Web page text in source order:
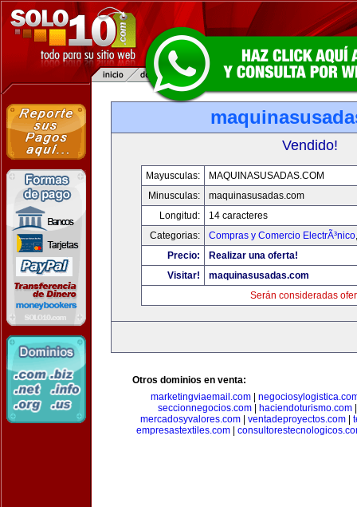
Vendido!
Mayusculas:
MAQUINASUSADAS.COM
Minusculas:
maquinasusadas.com
Longitud:
14 caracteres
Categorias:
Compras y Comercio ElectrÃ³nico
Precio:
Realizar una oferta!
Visitar!
maquinasusadas.com
Serán consideradas
Otros dominios en venta:
marketingviaemail.com|
seccionnegocios.com
haciendoturismo.com
mercadosyvalores.com| ventadeproyectos.com|
empresastextiles.com|